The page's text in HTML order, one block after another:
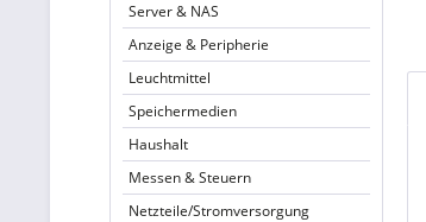
Server & NAS
Anzeige & Peripherie
Leuchtmittel
Speichermedien
Haushalt
Messen & Steuern
Netzteile/Stromversorgung